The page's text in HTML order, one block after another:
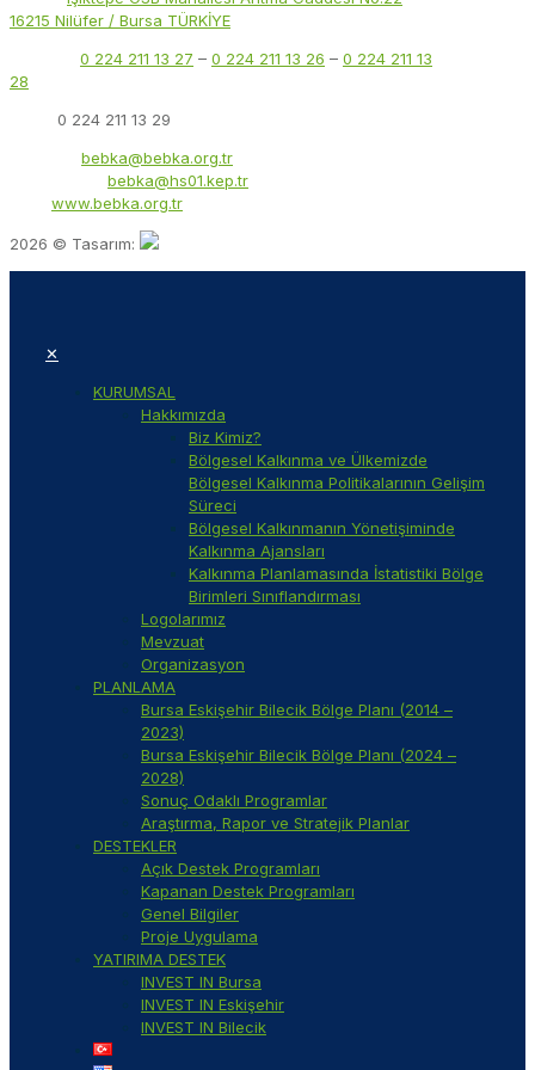
16215 Nilüfer / Bursa TÜRKİYE
0 224 211 13 27 – 0 224 211 13 26 – 0 224 211 13
28
0 224 211 13 29
bebka@bebka.org.tr
bebka@hs01.kep.tr
www.bebka.org.tr
2026 © Tasarım:
✕
KURUMSAL
Hakkımızda
Biz Kimiz?
Bölgesel Kalkınma ve Ülkemizde
Bölgesel Kalkınma Politikalarının Gelişim
Süreci
Bölgesel Kalkınmanın Yönetişiminde
Kalkınma Ajansları
Kalkınma Planlamasında İstatistiki Bölge
Birimleri Sınıflandırması
Logolarımız
Mevzuat
Organizasyon
PLANLAMA
Bursa Eskişehir Bilecik Bölge Planı (2014 –
2023)
Bursa Eskişehir Bilecik Bölge Planı (2024 –
2028)
Sonuç Odaklı Programlar
Araştırma, Rapor ve Stratejik Planlar
DESTEKLER
Açık Destek Programları
Kapanan Destek Programları
Genel Bilgiler
Proje Uygulama
YATIRIMA DESTEK
INVEST IN Bursa
INVEST IN Eskişehir
INVEST IN Bilecik